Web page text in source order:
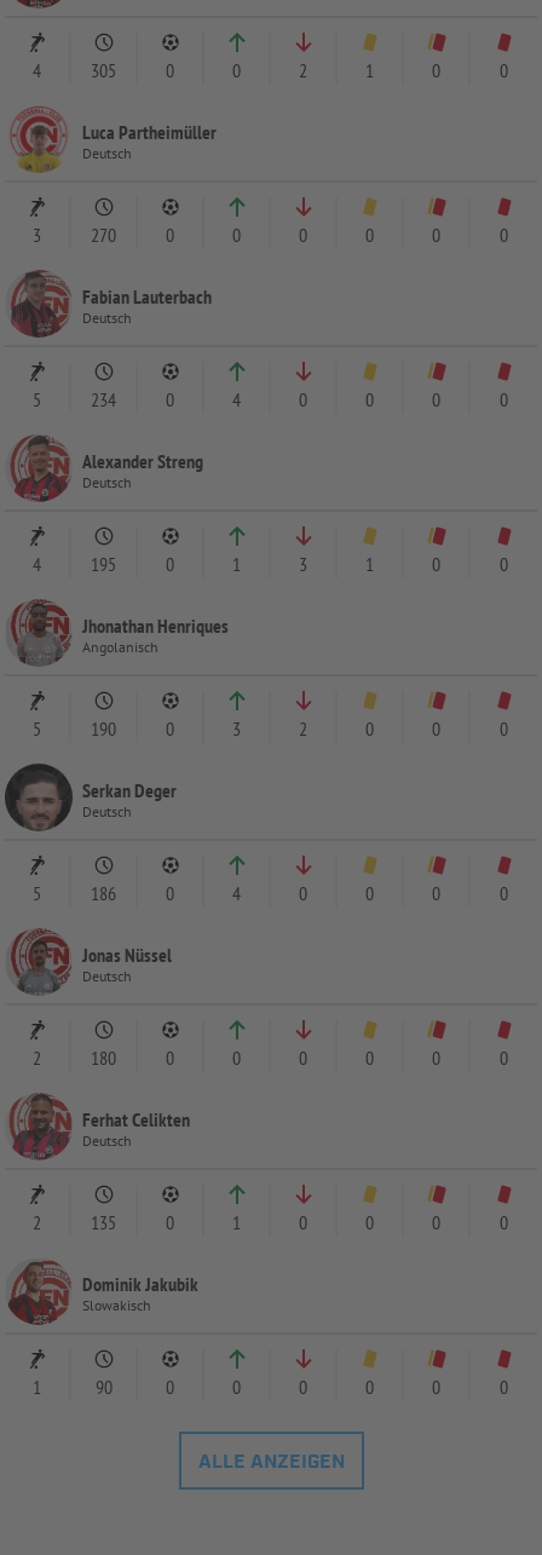
4 305 0 0 2 1 0 0
Luca Partheimüller
Deutsch
3 270 0 0 0 0 0 0
Fabian Lauterbach
Deutsch
5 234 0 4 0 0 0 0
Alexander Streng
Deutsch
4 195 0 1 3 1 0 0
Jhonathan Henriques
Angolanisch
5 190 0 3 2 0 0 0
Serkan Deger
Deutsch
5 186 0 4 0 0 0 0
Jonas Nüssel
Deutsch
2 180 0 0 0 0 0 0
Ferhat Celikten
Deutsch
2 135 0 1 0 0 0 0
Dominik Jakubik
Slowakisch
1 90 0 0 0 0 0 0
ALLE ANZEIGEN